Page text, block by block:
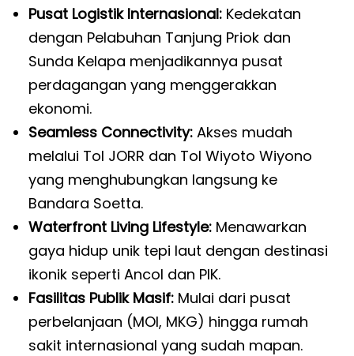
Pusat Logistik Internasional: Kedekatan
dengan Pelabuhan Tanjung Priok dan
Sunda Kelapa menjadikannya pusat
perdagangan yang menggerakkan
ekonomi.
Seamless Connectivity: Akses mudah
melalui Tol JORR dan Tol Wiyoto Wiyono
yang menghubungkan langsung ke
Bandara Soetta.
Waterfront Living Lifestyle: Menawarkan
gaya hidup unik tepi laut dengan destinasi
ikonik seperti Ancol dan PIK.
Fasilitas Publik Masif: Mulai dari pusat
perbelanjaan (MOI, MKG) hingga rumah
sakit internasional yang sudah mapan.